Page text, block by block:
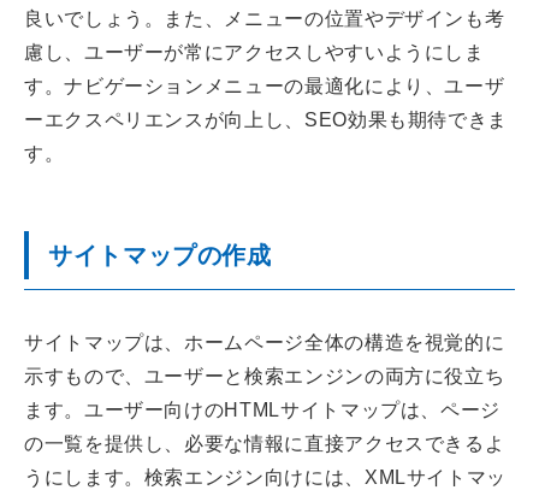
良いでしょう。また、メニューの位置やデザインも考
慮し、ユーザーが常にアクセスしやすいようにしま
す。ナビゲーションメニューの最適化により、ユーザ
ーエクスペリエンスが向上し、SEO効果も期待できま
す。
サイトマップの作成
サイトマップは、ホームページ全体の構造を視覚的に
示すもので、ユーザーと検索エンジンの両方に役立ち
ます。ユーザー向けのHTMLサイトマップは、ページ
の一覧を提供し、必要な情報に直接アクセスできるよ
うにします。検索エンジン向けには、XMLサイトマッ